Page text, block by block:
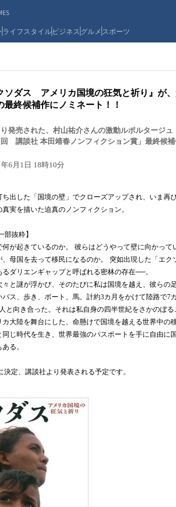
ライフスタイルビジネス グルメ スポーツ
ソダス アメリカ国境の狂気と祈り』が
最終候補作にノミネート！！
発売された、村山祐介さんの激動ルポルタージ
講談社 本田靖春ノンフィクション賞」最終候補
年6月1日 18時10分
ち出した「国境の壁」でクローズアップされ、いま再
実を描いた迫真のノンフィクション。
部抜粋】
が起きているのか。 彼らはどうやって壁に向かって
母国を去って移民になるのか。 突如出現した「エク
ダリエンギャップと呼ばれる密林の存在──。
と謎が浮かび、そのたびに私は国境を越え、彼らの
バス、歩き、ボート、馬。計約3カ月をかけて陸路で7
と向き合った。それは私自身の四半世紀をさかのぼる
大陸を舞台にした、命懸けで国境を越える世界中の
同じ時代を生き、世界最強のパスポートを手に自由に
る。
決定、講談社より発表される予定です。